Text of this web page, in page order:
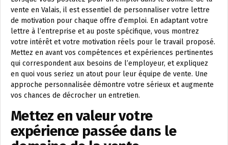
vente en Valais, il est essentiel de personnaliser votre lettre
de motivation pour chaque offre d’emploi. En adaptant votre
lettre à l’entreprise et au poste spécifique, vous montrez
votre intérêt et votre motivation réels pour le travail proposé.
Mettez en avant vos compétences et expériences pertinentes
qui correspondent aux besoins de l’employeur, et expliquez
en quoi vous seriez un atout pour leur équipe de vente. Une
approche personnalisée démontre votre sérieux et augmente
vos chances de décrocher un entretien.
Mettez en valeur votre
expérience passée dans le